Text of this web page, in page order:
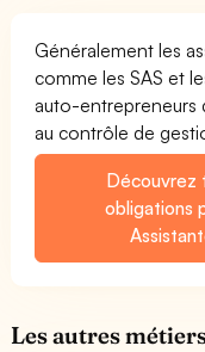
Généralement les
comme les SAS et
auto-entrepreneurs
au contrôle de
Découvrez
obligations
Les autres